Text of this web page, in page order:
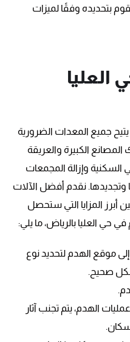
بتحديده وفقًا لميزات
جميع المعدات الضرورية
الكبيرة والعريقة
السكنية وإزالة المجمعات
وتجديدها. نقدم أفضل الآلات
المزايا التي ستحصل
حي العليا بالرياض، ما يلي:
موقع الهدم لتحديد نوع
صحيح.
الهدم، يتم تجنب آثار